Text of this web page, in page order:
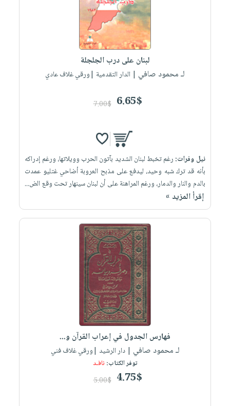
لبنان على درب الجلجلة
لـ محمود صافي | الدار التقدمية |ورقي غلاف عادي
6.65$
7.00$
نيل وفرات: رغم تخبط لبنان الشديد بآتون الحرب وويلاتها، ورغم إدراكه
بأنه قد ترك شبه وحيد، ليدفع على مذبح العروبة أضاحي غتليو عمدت
بالدم والنار والدمار، ورغم المراهنة على أن لبنان سينهار تحت وقع الض...
إقرأ المزيد »
فهارس الجدول في إعراب القرآن و...
لـ محمود صافي | دار الرشيد |ورقي غلاف فني
توفر الكتاب: نافـد
4.75$
5.00$